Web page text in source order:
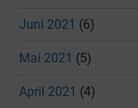
Juni 2021 (6)
Mai 2021 (5)
April 2021 (4)